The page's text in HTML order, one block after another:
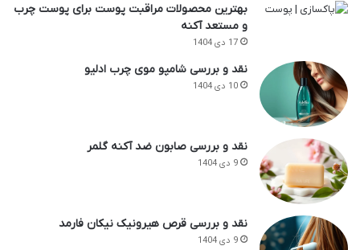
بهترین محصولات مراقبت پوست برای پوست چرب
و مستعد آکنه
17 دی 1404
نقد و بررسی شامپو موی چرب ادلیو
10 دی 1404
نقد و بررسی صابون ضد آکنه گلمر
9 دی 1404
نقد و بررسی قرص هیرونیک نیکان فارمد
9 دی 1404